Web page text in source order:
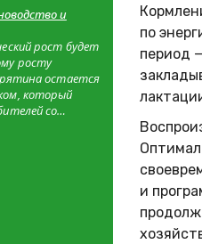
по
период
и
и
рост будет
росту
остается
который
со…